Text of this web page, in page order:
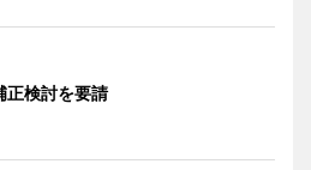
正検討を要請